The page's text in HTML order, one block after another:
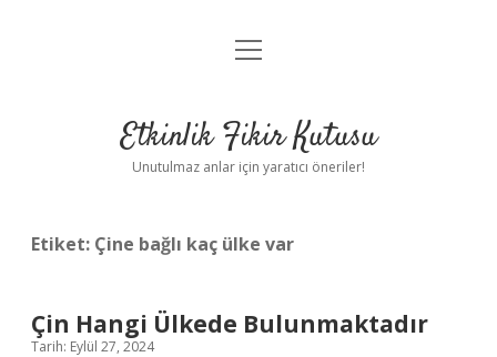
Anasayfa
Yasal Uyarı
menüyü
Etkinlik Fikir Kutusu
Unutulmaz anlar için yaratıcı öneriler!
Etiket: Çine bağlı kaç ülke var
Çin Hangi Ülkede Bulunmaktadır
Tarih: Eylül 27, 2024